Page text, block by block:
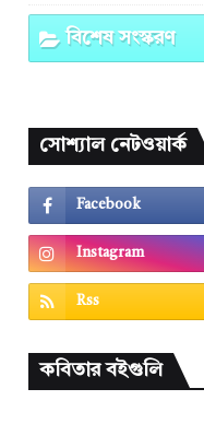
বিশেষ সংস্করণ
সোশ্যাল নেটওয়ার্ক
কবিতার বইগুলি